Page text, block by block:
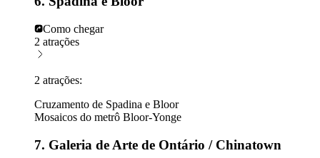
Como chegar
2 atrações
2 atrações:
Cruzamento de Spadina e Bloor
Mosaicos do metrô Bloor-Yonge
7. Galeria de Arte de Ontário / Chinatown